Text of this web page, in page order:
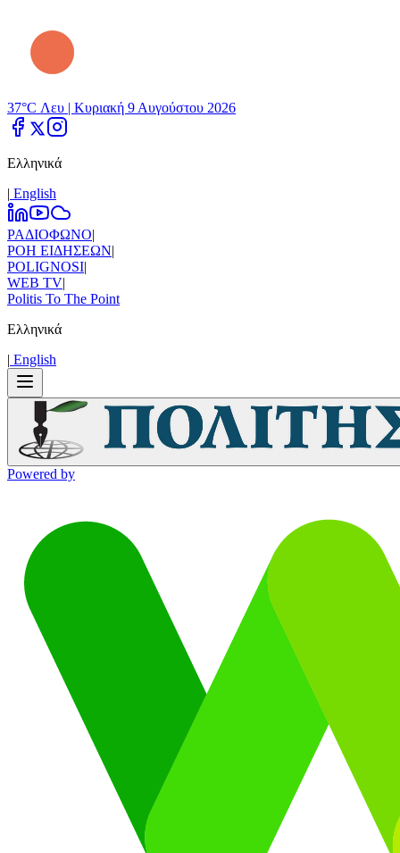
37°C Λευ | Κυριακή 9 Αυγούστου 2026
Ελληνικά
| Εnglish
ΡΑΔΙΟΦΩΝΟ|
ΡΟΗ ΕΙΔΗΣΕΩΝ|
POLIGNOSI|
WEB TV|
Politis To The Point
Ελληνικά
| Εnglish
Powered by